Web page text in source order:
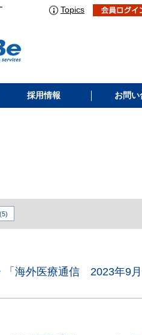
Topics
採用情報 お問い
(5)
海外医療通信 2023年9月